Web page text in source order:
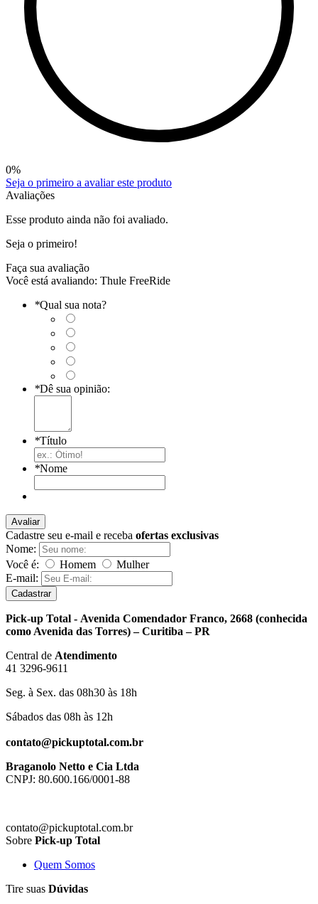
0%
Seja o primeiro a avaliar este produto
Avaliações
Esse produto ainda não foi avaliado.
Seja o primeiro!
Faça sua avaliação
Você está avaliando: Thule FreeRide
*Qual sua nota?
*Dê sua opinião:
*Título
*Nome
Avaliar
Cadastre seu e-mail e receba ofertas exclusivas
Nome:
Você é:
Homem
Mulher
E-mail:
Cadastrar
Pick-up Total - Avenida Comendador Franco, 2668 (conhecida
como Avenida das Torres) – Curitiba – PR
Central de Atendimento
41 3296-9611
Seg. à Sex. das 08h30 às 18h
Sábados das 08h às 12h
contato@pickuptotal.com.br
Braganolo Netto e Cia Ltda
CNPJ: 80.600.166/0001-88
contato@pickuptotal.com.br
Sobre Pick-up Total
Quem Somos
Tire suas Dúvidas